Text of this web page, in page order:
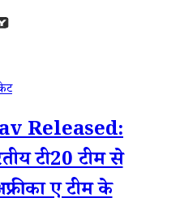
Released:
टी20 टीम से
ए टीम के